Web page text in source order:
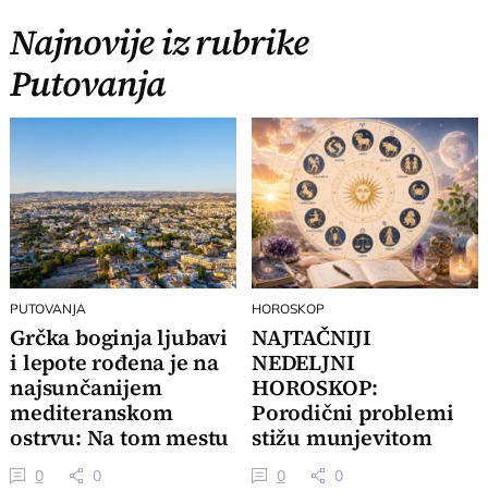
Najnovije iz rubrike
Putovanja
PUTOVANJA
Grčka boginja ljubavi
i lepote rođena je na
najsunčanijem
mediteranskom
ostrvu: Na tom mestu
je i čuvena plaža
0 0
HOROSKOP
NAJTAČNIJI
NEDELJNI
HOROSKOP:
Porodični problemi
stižu munjevitom
brzinom, 3 znaka
dobijaju važan poziv
0 0